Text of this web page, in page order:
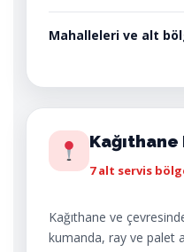
Mahalleleri ve alt
7 alt servis
Kağıthane ve
kumanda, ray ve palet